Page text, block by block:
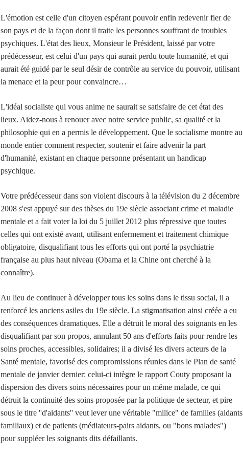
L'émotion est celle d'un citoyen espérant pouvoir enfin redevenir fier de
son pays et de la façon dont il traite les personnes souffrant de troubles
psychiques. L'état des lieux, Monsieur le Président, laissé par votre
prédécesseur, est celui d'un pays qui aurait perdu toute humanité, et qui
aurait été guidé par le seul désir de contrôle au service du pouvoir, utilisant
la menace et la peur pour convaincre…
L'idéal socialiste qui vous anime ne saurait se satisfaire de cet état des
lieux. Aidez-nous à renouer avec notre service public, sa qualité et la
philosophie qui en a permis le développement. Que le socialisme montre au
monde entier comment respecter, soutenir et faire advenir la part
d'humanité, existant en chaque personne présentant un handicap
psychique.
Votre prédécesseur dans son violent discours à la télévision du 2 décembre
2008 s'est appuyé sur des thèses du 19e siècle associant crime et maladie
mentale et a fait voter la loi du 5 juillet 2012 plus répressive que toutes
celles qui ont existé avant, utilisant enfermement et traitement chimique
obligatoire, disqualifiant tous les efforts qui ont porté la psychiatrie
française au plus haut niveau (Obama et la Chine ont cherché à la
connaître).
Au lieu de continuer à développer tous les soins dans le tissu social, il a
renforcé les anciens asiles du 19e siècle. La stigmatisation ainsi créée a eu
des conséquences dramatiques. Elle a détruit le moral des soignants en les
disqualifiant par son propos, annulant 50 ans d'efforts faits pour rendre les
soins proches, accessibles, solidaires; il a divisé les divers acteurs de la
Santé mentale, favorisé des compromissions réunies dans le Plan de santé
mentale de janvier dernier: celui-ci intègre le rapport Couty proposant la
dispersion des divers soins nécessaires pour un même malade, ce qui
détruit la continuité des soins proposée par la politique de secteur, et pire
sous le titre ''d'aidants'' veut lever une véritable "milice" de familles (aidants
familiaux) et de patients (médiateurs-pairs aidants, ou "bons malades")
pour suppléer les soignants dits défaillants.